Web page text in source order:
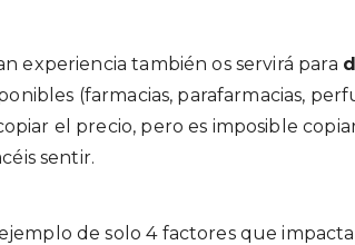
experiencia también os servirá para
(farmacias, parafarmacias,
el precio, pero es imposible
sentir.
de solo 4 factores que